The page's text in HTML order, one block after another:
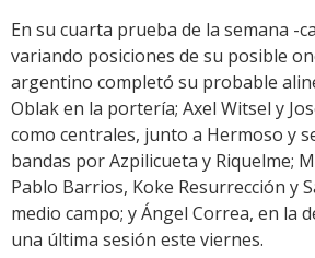
En su cuarta prueba de la semana -
variando posiciones de su posible
argentino completó su probable
Oblak en la portería; Axel Witsel y
como centrales, junto a Hermoso y
bandas por Azpilicueta y Riquelme;
Pablo Barrios, Koke Resurrección y
medio campo; y Ángel Correa, en la
una última sesión este viernes.